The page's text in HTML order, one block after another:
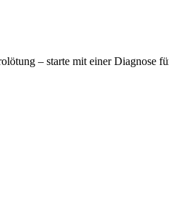
– starte mit einer Diagnose